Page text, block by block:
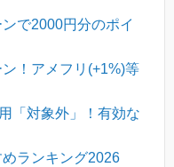
で2000円分のポイ
！アメフリ(+1%)等
「対象外」！有効な
ランキング2026